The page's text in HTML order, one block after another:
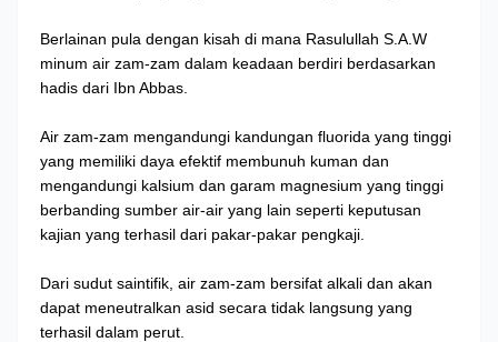
Berlainan pula dengan kisah di mana Rasulullah S.A.W
minum air zam-zam dalam keadaan berdiri berdasarkan
hadis dari Ibn Abbas.
Air zam-zam mengandungi kandungan fluorida yang tinggi
yang memiliki daya efektif membunuh kuman dan
mengandungi kalsium dan garam magnesium yang tinggi
berbanding sumber air-air yang lain seperti keputusan
kajian yang terhasil dari pakar-pakar pengkaji.
Dari sudut saintifik, air zam-zam bersifat alkali dan akan
dapat meneutralkan asid secara tidak langsung yang
terhasil dalam perut.